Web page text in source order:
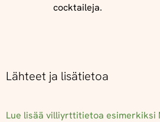
cocktaileja.
Lähteet ja lisätietoa
Lue lisää villiyrttitietoa esimerkiksi